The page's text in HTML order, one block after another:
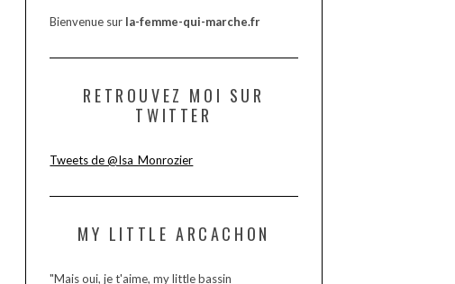
Bienvenue sur la-femme-qui-marche.fr
RETROUVEZ MOI SUR
TWITTER
Tweets de @Isa_Monrozier
MY LITTLE ARCACHON
"Mais oui, je t'aime, my little bassin